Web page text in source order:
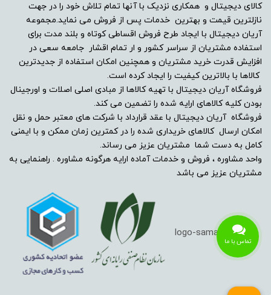
کالای دیجیتال و همکاری نزدیک با آنها تمام تلاش خود را در جهت
نازلترین قیمت و بهترین خدمات پس از فروش می نماید.مجموعه
آریان دیجیتال با ایجاد طرح فروش اقساطی کوتاه و بلند مدت برای
استفاده مشتریان از سراسر کشور و ار تمام اقشار جامعه سعی در
افزایش قدرت خرید مشتریان و همچنین امکان استفاده از جدیدترین
کالاها با بالاترین کیفیت را ایجاد کرده است.
فروشگاه آریان دیجیتال با تهیه کالاها از مبادی اصلی اصلات و اورجینال
بودن کلیه کالاهای ارایه شده را تضمین می کند.
فروشگاه آریان دیجیتال با عقد قرارداد با شرکت های معتبر حمل و نقل
امکان ارسال کالاهای خریداری شده را در کمترین زمان ممکن و با ایمنی
کامل به دست شما مشتریان عزیز می رساند.
واحد مشاوره ، فروش و خدمات آماده ارایه هرگونه مشاوره . راهنمایی به
مشتریان عزیز می باشد
تماس با ما